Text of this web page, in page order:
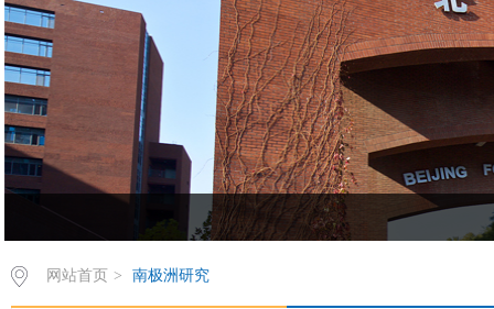
欢饮访问yl23455永利集团西葡语系网站！
网站首页 > 南极洲研究